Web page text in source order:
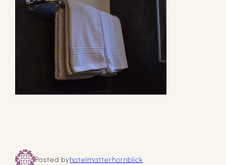
Posted byhotelmatterhornblick